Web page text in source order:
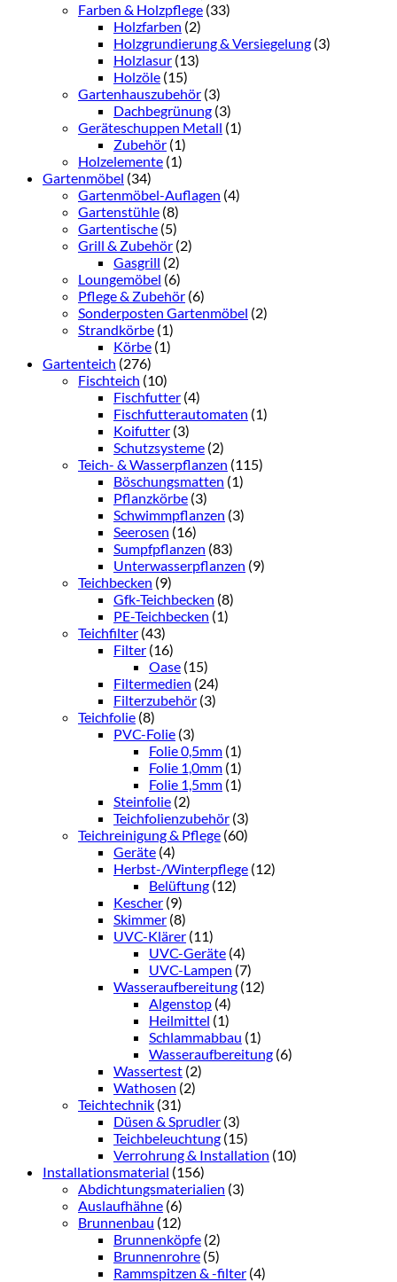
Farben & Holzpflege (33)
Holzfarben (2)
Holzgrundierung & Versiegelung (3)
Holzlasur (13)
Holzöle (15)
Gartenhauszubehör (3)
Dachbegrünung (3)
Geräteschuppen Metall (1)
Zubehör (1)
Holzelemente (1)
Gartenmöbel (34)
Gartenmöbel-Auflagen (4)
Gartenstühle (8)
Gartentische (5)
Grill & Zubehör (2)
Gasgrill (2)
Loungemöbel (6)
Pflege & Zubehör (6)
Sonderposten Gartenmöbel (2)
Strandkörbe (1)
Körbe (1)
Gartenteich (276)
Fischteich (10)
Fischfutter (4)
Fischfutterautomaten (1)
Koifutter (3)
Schutzsysteme (2)
Teich- & Wasserpflanzen (115)
Böschungsmatten (1)
Pflanzkörbe (3)
Schwimmpflanzen (3)
Seerosen (16)
Sumpfpflanzen (83)
Unterwasserpflanzen (9)
Teichbecken (9)
Gfk-Teichbecken (8)
PE-Teichbecken (1)
Teichfilter (43)
Filter (16)
Oase (15)
Filtermedien (24)
Filterzubehör (3)
Teichfolie (8)
PVC-Folie (3)
Folie 0,5mm (1)
Folie 1,0mm (1)
Folie 1,5mm (1)
Steinfolie (2)
Teichfolienzubehör (3)
Teichreinigung & Pflege (60)
Geräte (4)
Herbst-/Winterpflege (12)
Belüftung (12)
Kescher (9)
Skimmer (8)
UVC-Klärer (11)
UVC-Geräte (4)
UVC-Lampen (7)
Wasseraufbereitung (12)
Algenstop (4)
Heilmittel (1)
Schlammabbau (1)
Wasseraufbereitung (6)
Wassertest (2)
Wathosen (2)
Teichtechnik (31)
Düsen & Sprudler (3)
Teichbeleuchtung (15)
Verrohrung & Installation (10)
Installationsmaterial (156)
Abdichtungsmaterialien (3)
Auslaufhähne (6)
Brunnenbau (12)
Brunnenköpfe (2)
Brunnenrohre (5)
Rammspitzen & -filter (4)